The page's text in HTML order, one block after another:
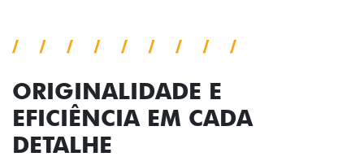
ORIGINALIDADE E
EFICIÊNCIA EM CADA
DETALHE